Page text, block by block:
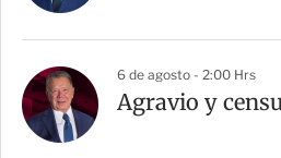
6 de agosto - 2:00 Hrs
Agravio y